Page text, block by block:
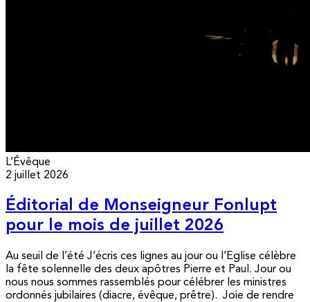
L’Évêque
2 juillet 2026
Éditorial de Monseigneur Fonlupt
pour le mois de juillet 2026
Au seuil de l’été J’écris ces lignes au jour ou l’Eglise célèbre
la fête solennelle des deux apôtres Pierre et Paul. Jour ou
nous nous sommes rassemblés pour célébrer les ministres
ordonnés jubilaires (diacre, évêque, prêtre). Joie de rendre